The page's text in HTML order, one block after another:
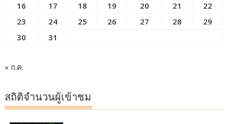
16
17 18 19 20 21
22
23
24 25 26 27 28
29
30
31
« ก.ค.
สถิติจำนวนผู้เข้าชม